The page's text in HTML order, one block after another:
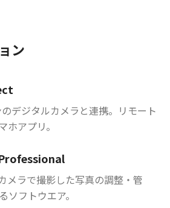
ン
デジタルカメラと連携。リモート
ホアプリ。
メラで撮影した写真の調整・管
ソフトウエア。